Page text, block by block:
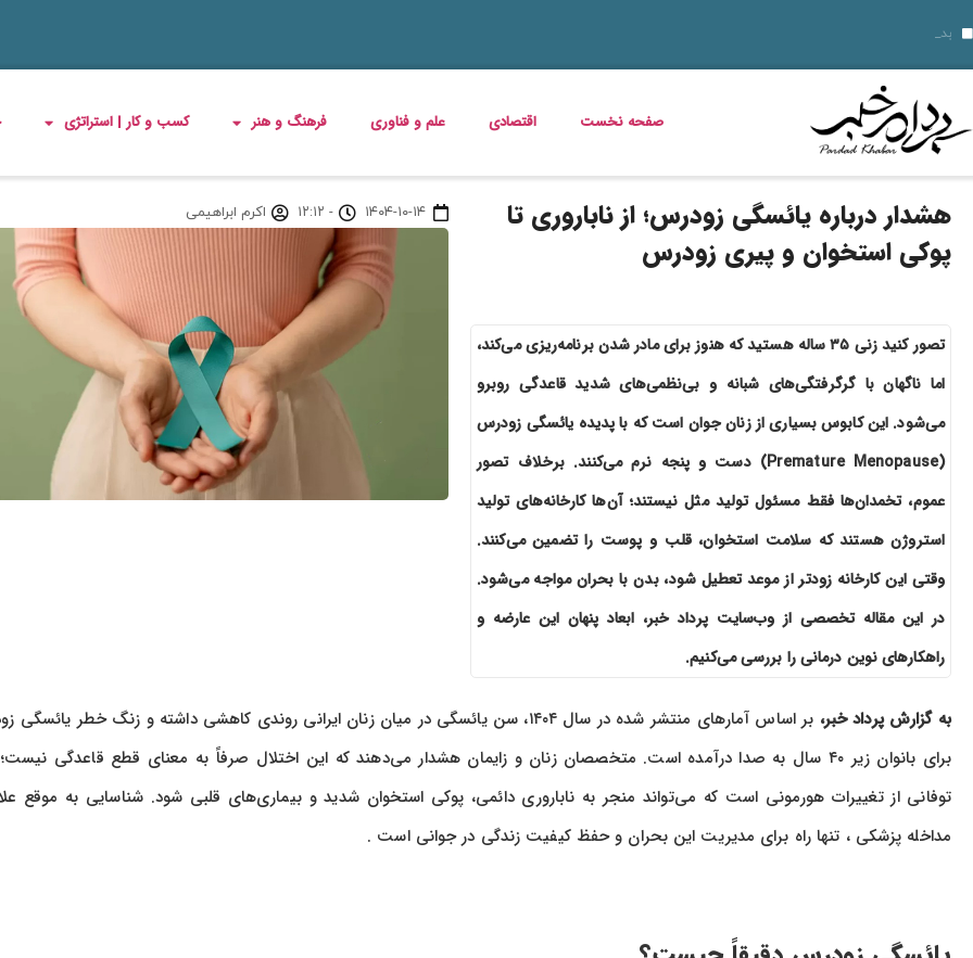
بدترین عوارض ناس؛ مخدر ناس چه م
خواص گیاه خرفه؛ فواید خرفه برای سلامت، پوست و کاهش وزن
قیمت مرغ، ماهی و تخم مرغ امروز پنجشنبه 15 مرداد 1405 + جدول قیمت
استعلام کالابرگ الکترونیکی و وضعیت دهک‌بندی یارانه 1405؛ راهنمای کامل، رسمی و به‌روز
قیمت دلار، طلا، سکه و ارز امروز 15 مرداد 1405 + جدول کامل
10 نمونه از نقاط قوت و ضعف برای مصاحبه‌ های شغلی ۱۴۰۵
داستان فیلم زنده شور و عکس بازیگرانش
خبر خوش برای مددجویان و یارانه‌بگیران؛ برنامه پرداخت مرداد 1405 اعلام شد
دلیل افزایش ناگهانی قبض برق چیست؟ قبض برق چه کسانی گران می‌شود؟
صفحه نخست اقتصادی علم و فناوری فرهنگ و هنر کسب و کار | استراتژی
هشدار درباره یائسگی زودرس؛ از ناباروری تا
پوکی استخوان و پیری زودرس
تصور کنید زنی ۳۵ ساله هستید که هنوز برای مادر شدن برنامه‌ریزی می‌کند،
اما ناگهان با گرگرفتگی‌های شبانه و بی‌نظمی‌های شدید قاعدگی روبرو
می‌شود. این کابوس بسیاری از زنان جوان است که با پدیده یائسگی زودرس
(Premature Menopause) دست و پنجه نرم می‌کنند. برخلاف تصور
عموم، تخمدان‌ها فقط مسئول تولید مثل نیستند؛ آن‌ها کارخانه‌های تولید
استروژن هستند که سلامت استخوان، قلب و پوست را تضمین می‌کنند.
وقتی این کارخانه زودتر از موعد تعطیل شود، بدن با بحران مواجه می‌شود.
در این مقاله تخصصی از وب‌سایت پرداد خبر، ابعاد پنهان این عارضه و
راهکارهای نوین درمانی را بررسی می‌کنیم.
۱۴۰۴-۱۰-۱۴ - ۱۲:۱۲ اکرم ابراهیمی
به گزارش پرداد خبر،
بر اساس آمارهای منتشر شده در سال ۱۴۰۴، سن یائسگی در میان زنان ایرانی روندی کاهشی داشته و زنگ خطر
برای بانوان زیر ۴۰ سال به صدا درآمده است. متخصصان زنان و زایمان هشدار می‌دهند که این اختلال صرفاً به معنای قطع قاعدگی
توفانی از تغییرات هورمونی است که می‌تواند منجر به ناباروری دائمی، پوکی استخوان شدید و بیماری‌های قلبی شود. شناسایی به موقع
مداخله پزشکی ، تنها راه برای مدیریت این بحران و حفظ کیفیت زندگی در جوانی است .